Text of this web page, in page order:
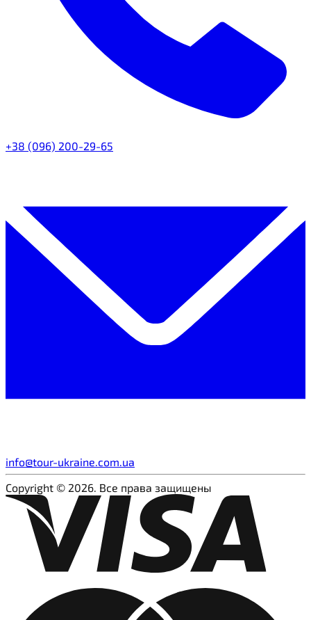
+38 (096) 200-29-65
info@tour-ukraine.com.ua
Copyright © 2026. Все права защищены